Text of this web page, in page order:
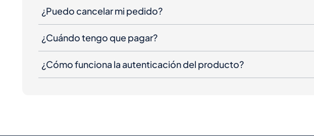
¿Puedo cancelar mi pedido?
¿Cuándo tengo que pagar?
¿Cómo funciona la autenticación del producto?